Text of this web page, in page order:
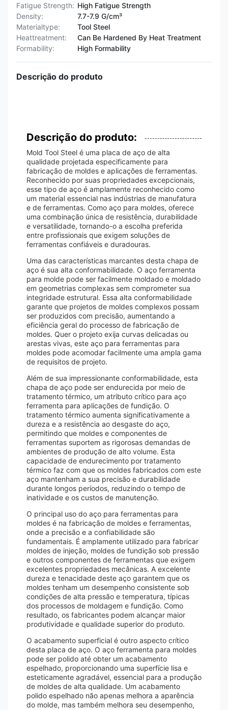
Fatigue Strength: High Fatigue Strength
Density:
7.7-7.9 G/cm³
Materialtype:
Tool Steel
Heattreatment:
Can Be Hardened By Heat Treatment
Formability:
High Formability
Descrição do produto
Descrição do produto:
Mold Tool Steel é uma placa de aço de alta
qualidade projetada especificamente para
fabricação de moldes e aplicações de ferramentas.
Reconhecido por suas propriedades excepcionais,
esse tipo de aço é amplamente reconhecido como
um material essencial nas indústrias de manufatura
e de ferramentas. Como aço para moldes, oferece
uma combinação única de resistência, durabilidade
e versatilidade, tornando-o a escolha preferida
entre profissionais que exigem soluções de
ferramentas confiáveis ​​e duradouras.
Uma das características marcantes desta chapa de
aço é sua alta conformabilidade. O aço ferramenta
para molde pode ser facilmente moldado e moldado
em geometrias complexas sem comprometer sua
integridade estrutural. Essa alta conformabilidade
garante que projetos de moldes complexos possam
ser produzidos com precisão, aumentando a
eficiência geral do processo de fabricação de
moldes. Quer o projeto exija curvas delicadas ou
arestas vivas, este aço para ferramentas para
moldes pode acomodar facilmente uma ampla gama
de requisitos de projeto.
Além de sua impressionante conformabilidade, esta
chapa de aço pode ser endurecida por meio de
tratamento térmico, um atributo crítico para aço
ferramenta para aplicações de fundição. O
tratamento térmico aumenta significativamente a
dureza e a resistência ao desgaste do aço,
permitindo que moldes e componentes de
ferramentas suportem as rigorosas demandas de
ambientes de produção de alto volume. Esta
capacidade de endurecimento por tratamento
térmico faz com que os moldes fabricados com este
aço mantenham a sua precisão e durabilidade
durante longos períodos, reduzindo o tempo de
inatividade e os custos de manutenção.
O principal uso do aço para ferramentas para
moldes é na fabricação de moldes e ferramentas,
onde a precisão e a confiabilidade são
fundamentais. É amplamente utilizado para fabricar
moldes de injeção, moldes de fundição sob pressão
e outros componentes de ferramentas que exigem
excelentes propriedades mecânicas. A excelente
dureza e tenacidade deste aço garantem que os
moldes tenham um desempenho consistente sob
condições de alta pressão e temperatura, típicas
dos processos de moldagem e fundição. Como
resultado, os fabricantes podem alcançar maior
produtividade e qualidade superior do produto.
O acabamento superficial é outro aspecto crítico
desta placa de aço. O aço ferramenta para moldes
pode ser polido até obter um acabamento
espelhado, proporcionando uma superfície lisa e
esteticamente agradável, essencial para a produção
de moldes de alta qualidade. Um acabamento
polido espelhado não apenas melhora a aparência
do molde, mas também melhora seu desempenho,